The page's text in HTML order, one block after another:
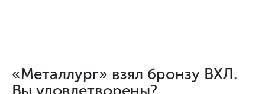
«Металлург» взял бронзу ВХЛ.